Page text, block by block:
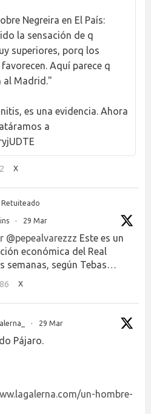
Negreira en El País:
la sensación de q
superiores, porq los
Aquí parece q
al Madrid."
es una evidencia. Ahora
a
X
Retuiteado
· 29 Mar
@pepealvarezzz Este es un
económica del Real
semanas, según Tebas…
X
· 29 Mar
Pájaro.
un-hombre-